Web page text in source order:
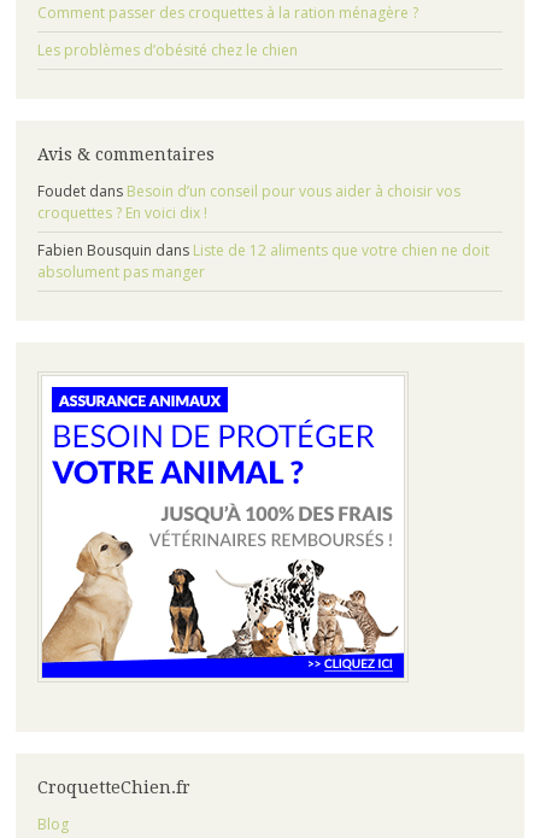
Comment passer des croquettes à la ration ménagère ?
Les problèmes d’obésité chez le chien
Avis & commentaires
Foudetdans Besoin d’un conseil pour vous aider à choisir vos
croquettes ? En voici dix !
Fabien Bousquin dans Liste de 12 aliments que votre chien ne doit
absolument pas manger
CroquetteChien.fr
Blog